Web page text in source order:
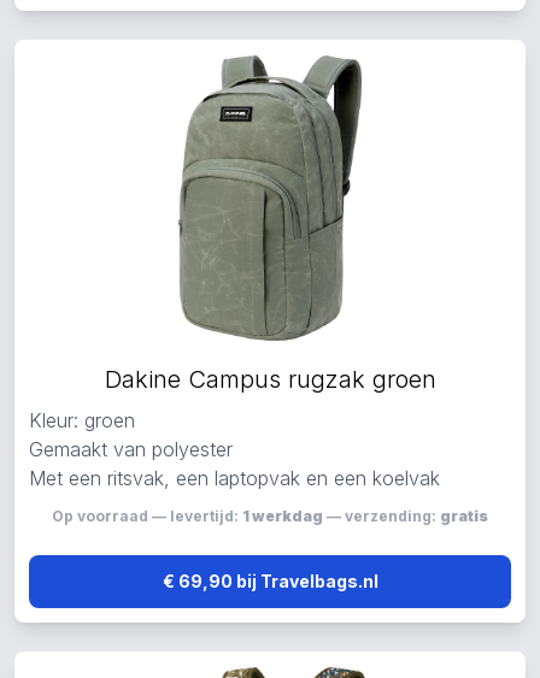
Dakine Campus rugzak groen
Kleur: groen
Gemaakt van polyester
Met een ritsvak, een laptopvak en een koelvak
Op voorraad — levertijd: 1 werkdag — verzending: gratis
€ 69,90 bij Travelbags.nl